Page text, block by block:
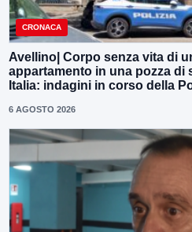
CRONACA
Avellino| Corpo senza vita di
appartamento in una pozza di
Italia: indagini in corso della
6 AGOSTO 2026